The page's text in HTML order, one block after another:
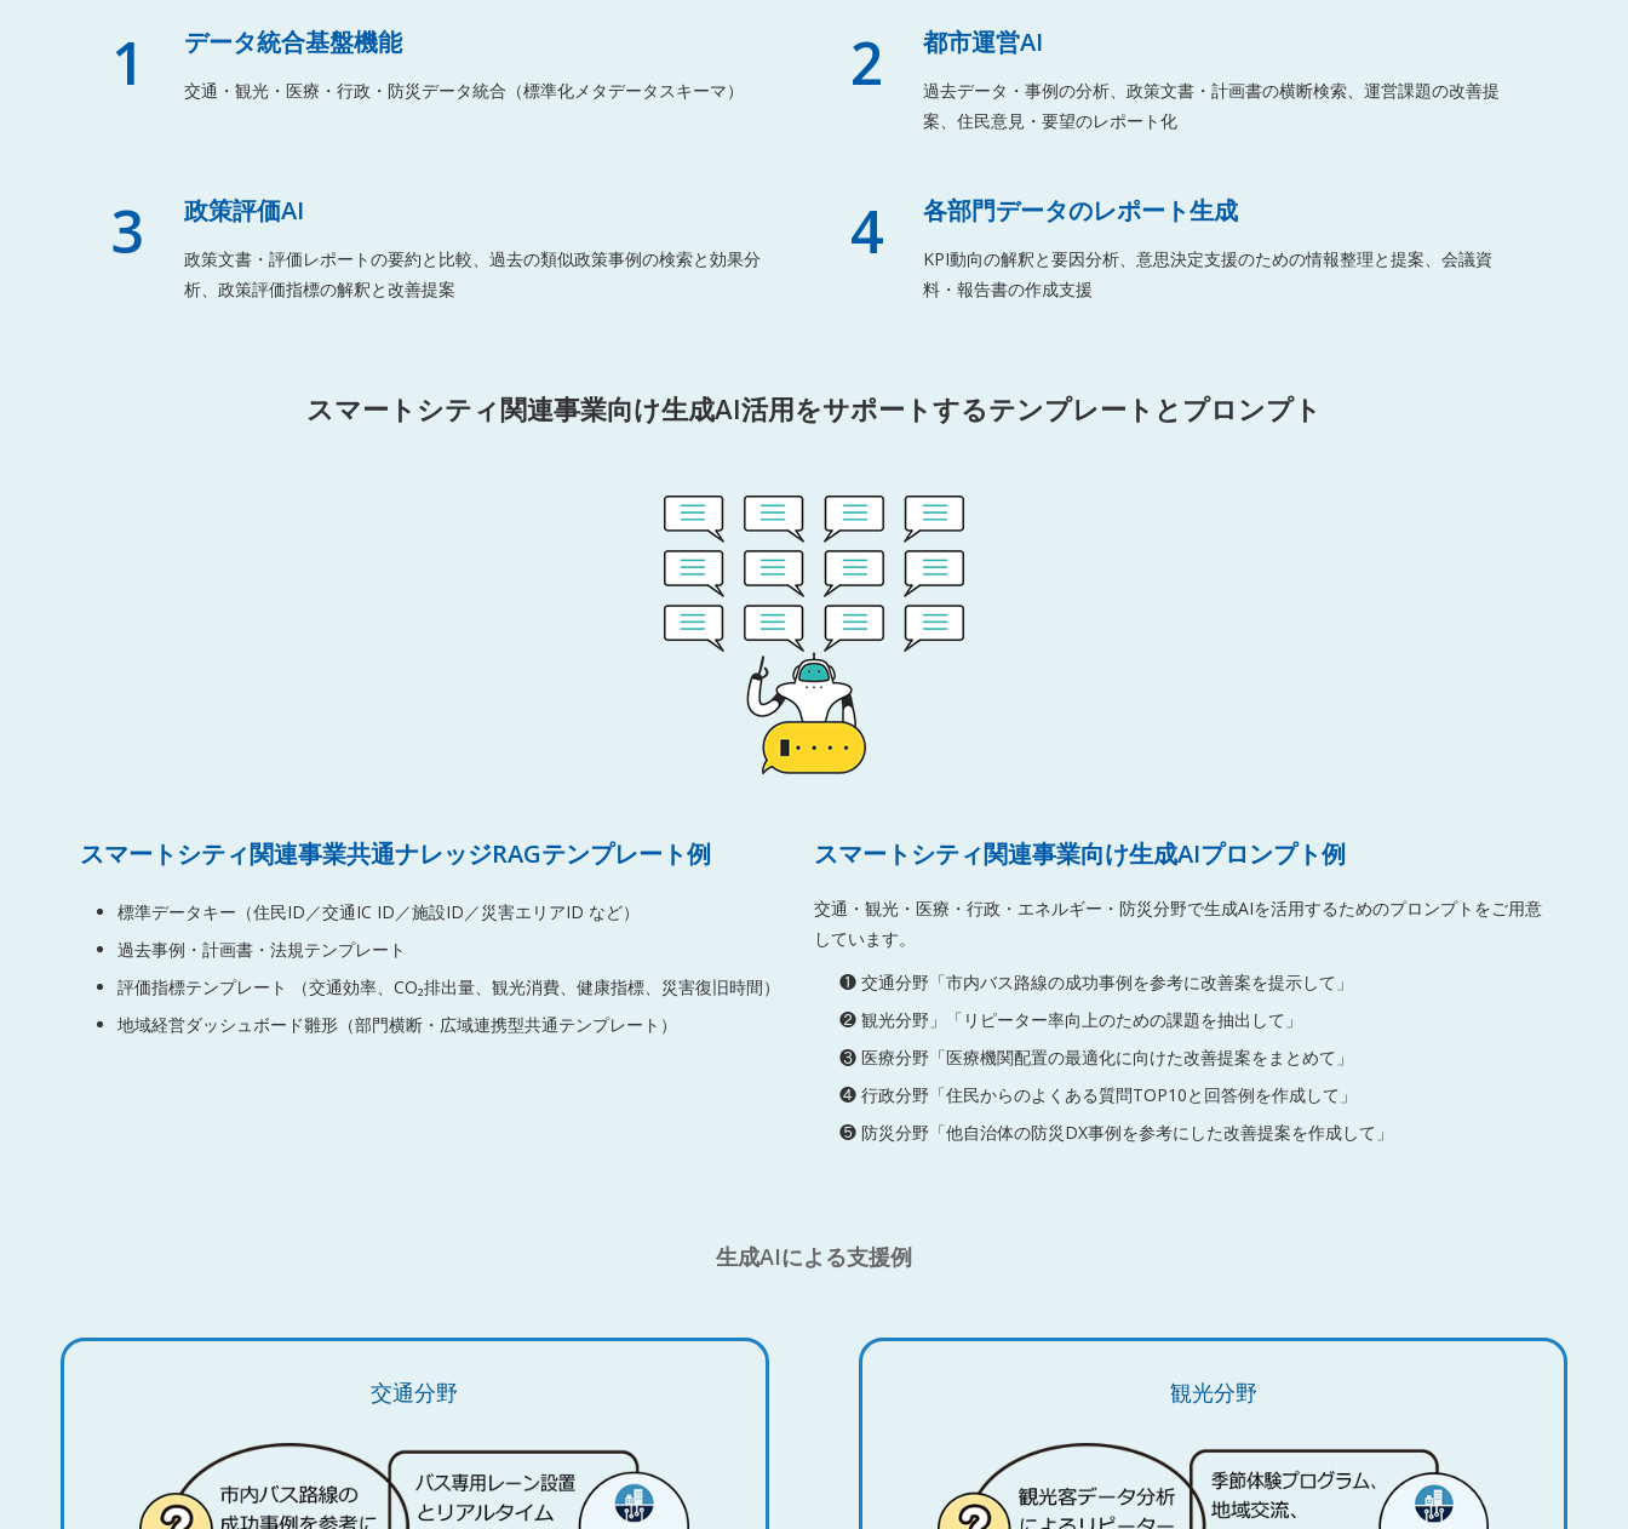
1 データ統合基盤機能
交通・観光・医療・行政・防災データ統合（標準化メタデータスキーマ） 2 都市運営AI
過去データ・事例の分析、政策文書・計画書の横断検索、運営課題の改善提
案、住民意見・要望のレポート化
3 政策評価AI
政策文書・評価レポートの要約と比較、過去の類似政策事例の検索と効果分
析、政策評価指標の解釈と改善提案
4 各部門データのレポート生成
KPI動向の解釈と要因分析、意思決定支援のための情報整理と提案、会議資
料・報告書の作成支援
スマートシティ関連事業向け生成AI活用をサポートするテンプレートとプロンプト
スマートシティ関連事業共通ナレッジRAGテンプレート例
標準データキー（住民ID／交通IC ID／施設ID／災害エリアID など）
過去事例・計画書・法規テンプレート
評価指標テンプレート （交通効率、CO₂排出量、観光消費、健康指標、災害復旧時間）
地域経営ダッシュボード雛形（部門横断・広域連携型共通テンプレート）
スマートシティ関連事業向け生成AIプロンプト例
交通・観光・医療・行政・エネルギー・防災分野で生成AIを活用するためのプロンプトをご用意
しています。
❶ 交通分野「市内バス路線の成功事例を参考に改善案を提示して」
❷ 観光分野」「リピーター率向上のための課題を抽出して」
❸ 医療分野「医療機関配置の最適化に向けた改善提案をまとめて」
❹ 行政分野「住民からのよくある質問TOP10と回答例を作成して」
❺ 防災分野「他自治体の防災DX事例を参考にした改善提案を作成して」
生成AIによる支援例
交通分野 観光分野